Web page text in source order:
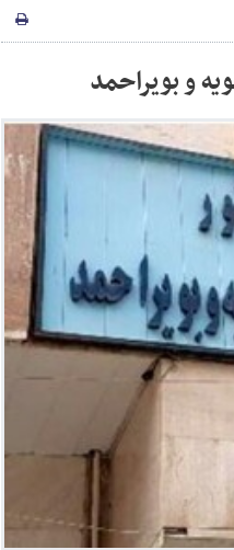
و بویراحمد